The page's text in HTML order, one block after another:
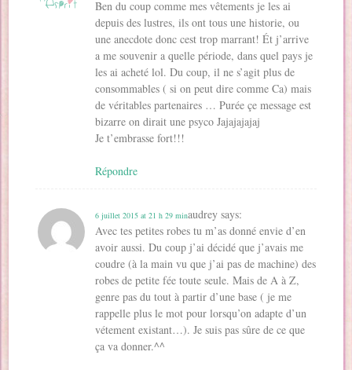
Ben du coup comme mes vêtements je les ai
depuis des lustres, ils ont tous une historie, ou
une anecdote donc cest trop marrant! Ét j’arrive
a me souvenir a quelle période, dans quel pays je
les ai acheté lol. Du coup, il ne s’agit plus de
consommables ( si on peut dire comme Ca) mais
de véritables partenaires … Purée çe message est
bizarre on dirait une psyco Jajajajajaj
Je t’embrasse fort!!!
Répondre
audrey says:
6 juillet 2015 at 21 h 29 min
Avec tes petites robes tu m’as donné envie d’en
avoir aussi. Du coup j’ai décidé que j’avais me
coudre (à la main vu que j’ai pas de machine) des
robes de petite fée toute seule. Mais de A à Z,
genre pas du tout à partir d’une base ( je me
rappelle plus le mot pour lorsqu’on adapte d’un
vétement existant…). Je suis pas sûre de ce que
ça va donner.^^